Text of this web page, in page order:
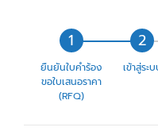
ยืนยันใบคำร้อง
ขอใบเสนอราคา
(RFQ)
เข้าสู่ระ